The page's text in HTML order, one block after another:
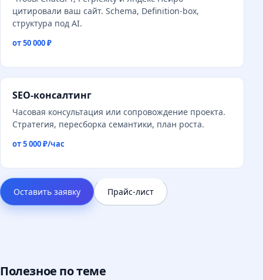
цитировали ваш сайт. Schema, Definition-box,
структура под AI.
от 50 000 ₽
SEO-консалтинг
Часовая консультация или сопровождение проекта.
Стратегия, пересборка семантики, план роста.
от 5 000 ₽/час
Оставить заявку Прайс-лист
Полезное по теме